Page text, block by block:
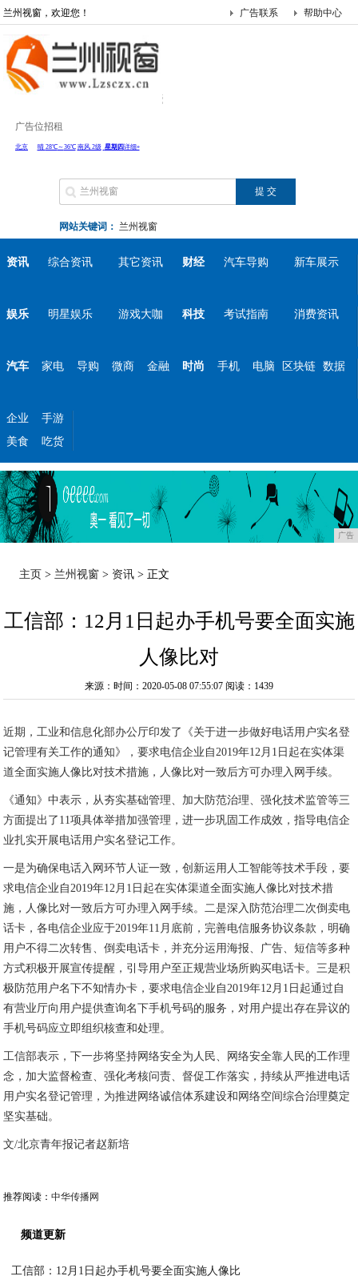
兰州视窗，欢迎您！ 帮助中心
广告联系
广告位招租
网站关键词： 兰州视窗
资讯 综合资讯 其它资讯 财经 汽车导购 新车展示
娱乐 明星娱乐 游戏大咖 科技 考试指南 消费资讯
汽车 家电 导购 微商 金融 时尚 手机 电脑 区块链 数据
企业
手游
美食
吃货
广告
主页 > 兰州视窗 > 资讯 > 正文
工信部：12月1日起办手机号要全面实施
人像比对
来源：时间：2020-05-08 07:55:07 阅读：1439
近期，工业和信息化部办公厅印发了《关于进一步做好电话用户实名登
记管理有关工作的通知》，要求电信企业自2019年12月1日起在实体渠
道全面实施人像比对技术措施，人像比对一致后方可办理入网手续。
《通知》中表示，从夯实基础管理、加大防范治理、强化技术监管等三
方面提出了11项具体举措加强管理，进一步巩固工作成效，指导电信企
业扎实开展电话用户实名登记工作。
一是为确保电话入网环节人证一致，创新运用人工智能等技术手段，要
求电信企业自2019年12月1日起在实体渠道全面实施人像比对技术措
施，人像比对一致后方可办理入网手续。二是深入防范治理二次倒卖电
话卡，各电信企业应于2019年11月底前，完善电信服务协议条款，明确
用户不得二次转售、倒卖电话卡，并充分运用海报、广告、短信等多种
方式积极开展宣传提醒，引导用户至正规营业场所购买电话卡。三是积
极防范用户名下不知情办卡，要求电信企业自2019年12月1日起通过自
有营业厅向用户提供查询名下手机号码的服务，对用户提出存在异议的
手机号码应立即组织核查和处理。
工信部表示，下一步将坚持网络安全为人民、网络安全靠人民的工作理
念，加大监督检查、强化考核问责、督促工作落实，持续从严推进电话
用户实名登记管理，为推进网络诚信体系建设和网络空间综合治理奠定
坚实基础。
文/北京青年报记者赵新培
推荐阅读：中华传播网
频道更新
工信部：12月1日起办手机号要全面实施人像比